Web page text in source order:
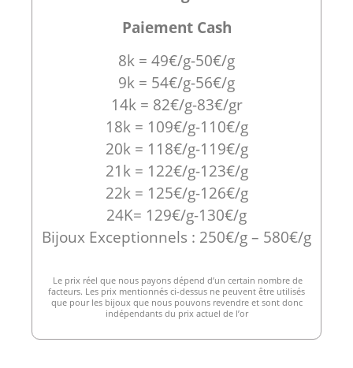
Paiement Cash
8k = 49€/g-50€/g
9k = 54€/g-56€/g
14k = 82€/g-83€/gr
18k = 109€/g-110€/g
20k = 118€/g-119€/g
21k = 122€/g-123€/g
22k = 125€/g-126€/g
24K= 129€/g-130€/g
Bijoux Exceptionnels : 250€/g – 580€/g
Le prix réel que nous payons dépend d’un certain nombre de
facteurs. Les prix mentionnés ci-dessus ne peuvent être utilisés
que pour les bijoux que nous pouvons revendre et sont donc
indépendants du prix actuel de l’or